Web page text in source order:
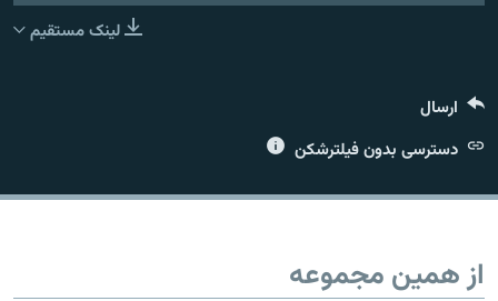
لینک مستقیم
ارسال
دسترسی بدون فیلترشکن
از همین مجموعه